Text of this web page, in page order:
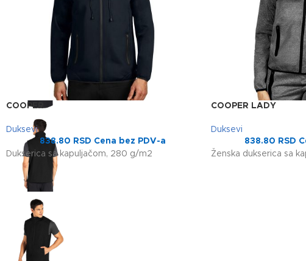
COOPER
Duksevi
838.80 RSD Cena bez PDV-a
Dukserica sa kapuljačom, 280 g/m2
COOPER LADY
Duksevi
838.80 RSD
Ženska dukserica sa